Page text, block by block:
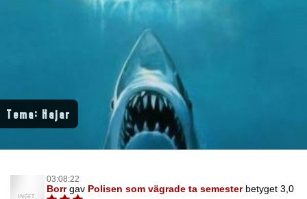
Tema: Hajar
03:08:22
Borrgav Polisen som vägrade ta semester betyget 3,0